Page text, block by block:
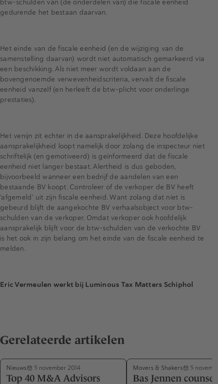
btw-schulden van (de onderdelen van) die fiscale eenheid
gedurende het bestaan daarvan.
Het einde van de fiscale eenheid (en de wijziging van de
samenstelling daarvan) wordt niet automatisch gemarkeerd via
een beschikking. Als niet meer wordt voldaan aan de
bovengenoemde verwevenheidscriteria, vervalt de fiscale
eenheid vanzelf (en herleeft de btw-plicht voor onderlinge
prestaties).
Het venijn zit echter in de aansprakelijkheid. Deze hoofdelijke
aansprakelijkheid loopt namelijk door zolang de inspecteur niet
schriftelijk (en gemotiveerd) is geïnformeerd dat de fiscale
eenheid niet langer bestaat. Alertheid is dus geboden,
bijvoorbeeld wanneer een bedrijf de aandelen van een
bestaande BV koopt. Controleer of de verkoper de BV heeft
‘afgemeld’ uit zijn fiscale eenheid. Want zolang dat niet is
gebeurd blijft de aangekochte BV verhaalsobject voor btw-
schulden van de verkoper. Omdat verkoper ook hoofdelijk
aansprakelijk blijft voor de btw-schulden van de verkochte BV
is het ook in zijn belang om het einde van de fiscale eenheid te
melden.
Eric Vermeulen werkt bij Luminous Tax Matters Schiphol
Gerelateerde artikelen
Nieuws 5 november 2014
Top 40 M&A Advisors
Movers & Shakers 5
Bas Jennen counsel